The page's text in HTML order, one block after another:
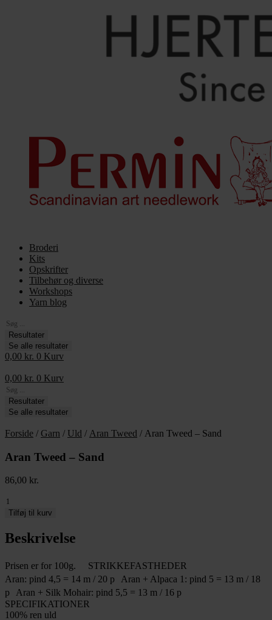
Broderi
Kits
Opskrifter
Tilbehør og diverse
Workshops
Yarn blog
Search
...Resultater
Se alle resultater
0,00 kr. 0 Kurv
0,00 kr. 0 Kurv
Search
...Resultater
Se alle resultater
Forside / Garn / Uld / Aran Tweed / Aran Tweed – Sand
Aran Tweed – Sand
86,00 kr.
Aran
Tweed
Sand
antal
Tilføj til kurv
Beskrivelse
Prisen er for 100g. STRIKKEFASTHEDER
Aran: pind 4,5 = 14 m / 20 p Aran + Alpaca 1: pind 5 = 13 m / 18
p Aran + Silk Mohair: pind 5,5 = 13 m / 16 p
SPECIFIKATIONER
100% ren uld